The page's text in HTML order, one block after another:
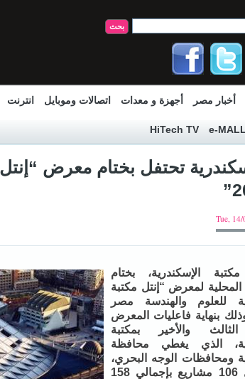
أخبار مصر أجهزة و معدات اتصالات وموبايل انترنت
e-MALL
HiTech TV
تحتفل بختام معرض
Tue,
الإسكندرية، بختام
المحلية لمعرض “إنتل مكتبة
للعلوم والهندسة مصر
وذلك بنهاية فاعليات المعرض
الثالث والأخير بمكتبة
الذي يغطي محافظة
ومحافظات الوجه البحري،
وقد تأهل 106 مشاريع بإجمالي 158